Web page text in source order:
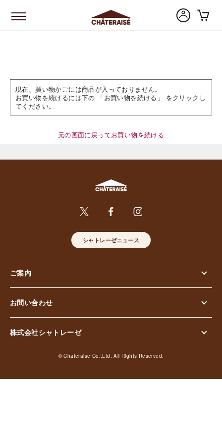
現在、買い物かごには商品が入っておりません。
お買い物を続けるには下の 「お買い物を続ける」 をクリックし
てください。
元の画面に戻ってお買い物を続ける
シャトレーゼニュース
ご案内
お問い合わせ
株式会社シャトレーゼ
© Chateraise Co.,Ltd. All Rights Reserved.